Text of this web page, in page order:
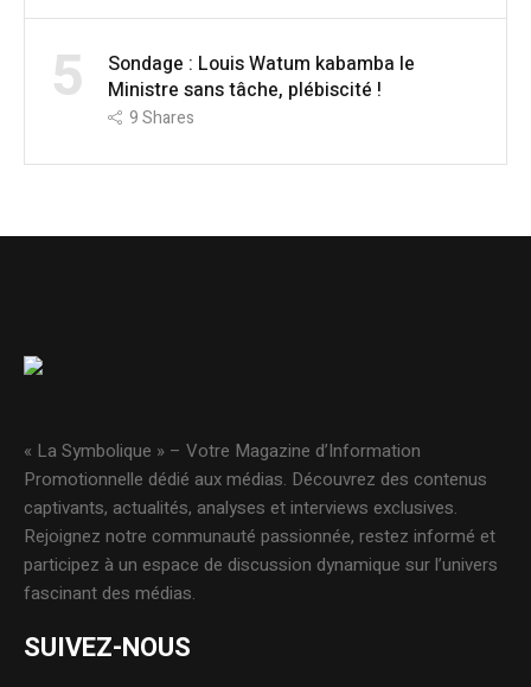
5
Sondage : Louis Watum kabamba le
Ministre sans tâche, plébiscité !
9Shares
« La Symbolique » – Votre Magazine d’Information
Promotionnelle dédié aux médias. Découvrez des contenus
captivants, actualités, analyses et interviews exclusives.
Rejoignez notre communauté passionnée, restez informé et
participez à un espace de discussion dynamique sur l’univers
fascinant des médias.
SUIVEZ-NOUS